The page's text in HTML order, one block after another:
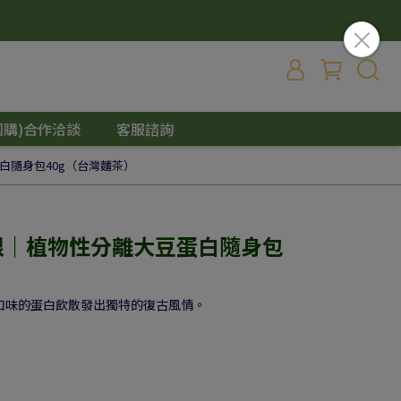
)合作洽談 客服諮詢
隨身包40g（台灣麵茶）
植物性分離大豆蛋白隨身包
的蛋白飲散發出獨特的復古風情。